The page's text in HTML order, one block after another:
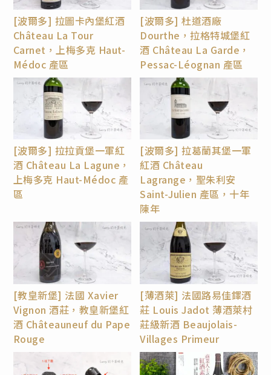
[波爾多] 拉圖卡內堡紅酒
Château La Tour
Carnet，上梅多克 Haut-
Médoc 產區
[波爾多] 杜道酒廠
Dourthe，拉格特城堡紅
酒 Château La Garde，
Pessac-Léognan 產區
[波爾多] 拉拉貢堡一軍紅
酒 Château La Lagune，
上梅多克 Haut-Médoc 產
區
[波爾多] 拉葛蘭其堡一軍
紅酒 Château
Lagrange，聖朱利安
Saint-Julien 產區，十年
陳年
[教皇新堡] 法國 Xavier
Vignon 酒莊，教皇新堡紅
酒 Châteauneuf du Pape
Rouge
[薄酒萊] 法國路易佳鐸酒
莊 Louis Jadot 薄酒萊村
莊級新酒 Beaujolais-
Villages Primeur